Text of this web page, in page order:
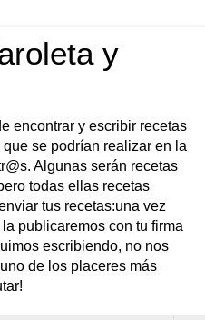
y
encontrar y escribir recetas
se podrían realizar en la
Algunas serán recetas
todas ellas recetas
tus recetas:una vez
publicaremos con tu firma
escribiendo, no nos
de los placeres más